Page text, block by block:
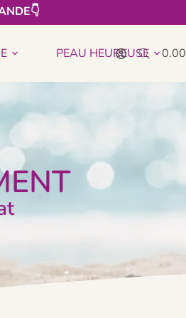
PEAU HEUREUSE 0.00